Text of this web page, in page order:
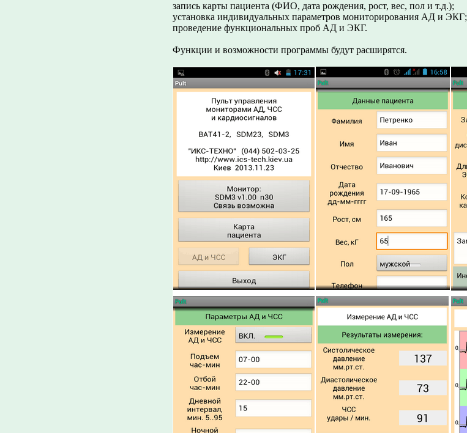
запись карты пациента (ФИО, дата рождения, рост, вес, пол и т.д.);
установка индивидуальных параметров мониторирования АД и ЭКГ;
проведение функциональных проб АД и ЭКГ.
Функции и возможности программы будут расширятся.